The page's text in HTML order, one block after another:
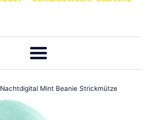
Menü
Nachtdigital Mint Beanie Strickmütze